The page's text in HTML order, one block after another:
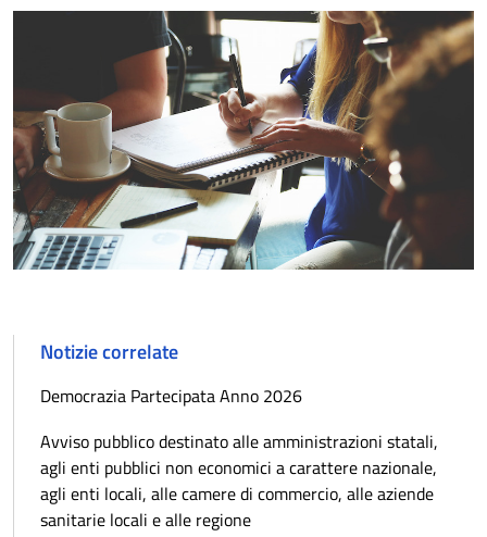
Notizie correlate
Democrazia Partecipata Anno 2026
Avviso pubblico destinato alle amministrazioni statali,
agli enti pubblici non economici a carattere nazionale,
agli enti locali, alle camere di commercio, alle aziende
sanitarie locali e alle regione